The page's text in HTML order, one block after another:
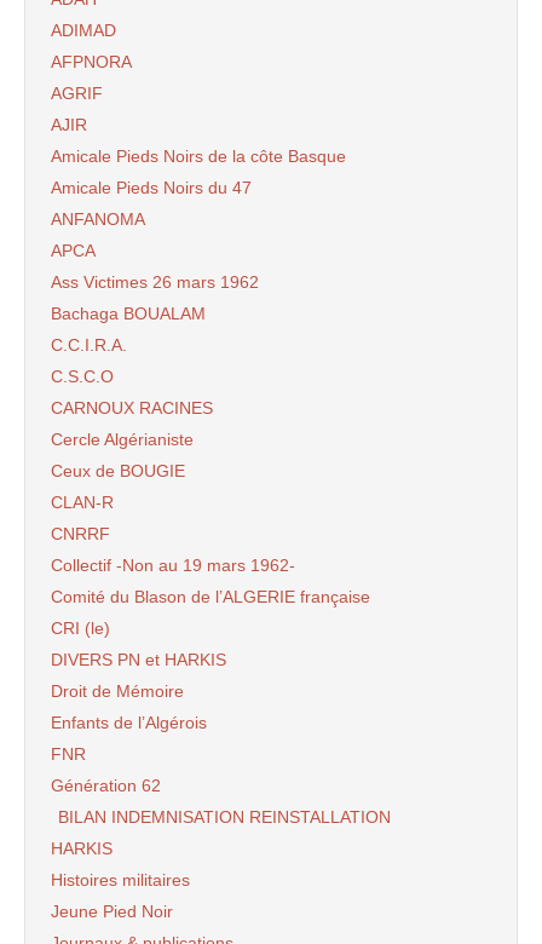
ADIMAD
AFPNORA
AGRIF
AJIR
Amicale Pieds Noirs de la côte Basque
Amicale Pieds Noirs du 47
ANFANOMA
APCA
Ass Victimes 26 mars 1962
Bachaga BOUALAM
C.C.I.R.A.
C.S.C.O
CARNOUX RACINES
Cercle Algérianiste
Ceux de BOUGIE
CLAN-R
CNRRF
Collectif -Non au 19 mars 1962-
Comité du Blason de l’ALGERIE française
CRI (le)
DIVERS PN et HARKIS
Droit de Mémoire
Enfants de l’Algérois
FNR
Génération 62
BILAN INDEMNISATION REINSTALLATION
HARKIS
Histoires militaires
Jeune Pied Noir